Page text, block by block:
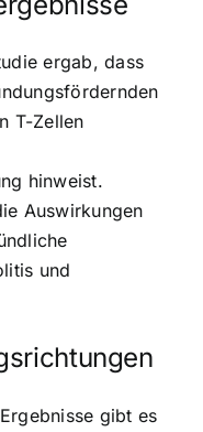
ergab, dass
T-Zellen
hinweist.
Auswirkungen
und
gibt es